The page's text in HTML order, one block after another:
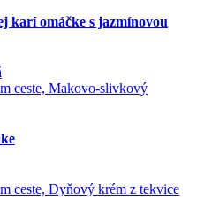
karí omáčke s jazmínovou